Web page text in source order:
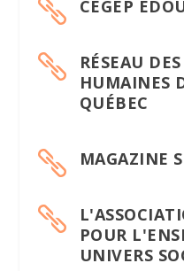
 CÉGEP

RÉSEAU
HUMAINES
QUÉBEC
 MAGAZINE

POUR
UNIVERS